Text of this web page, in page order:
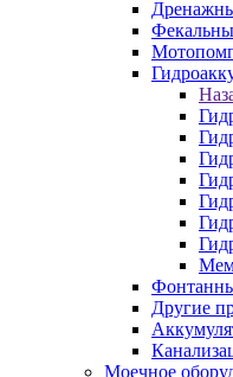
Другие
Моечное